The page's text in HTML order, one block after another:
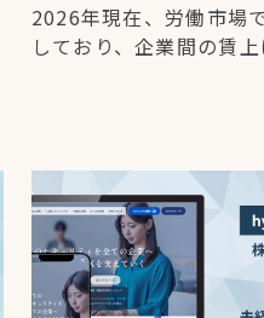
2026年現在、労働市場
しており、企業間の賃